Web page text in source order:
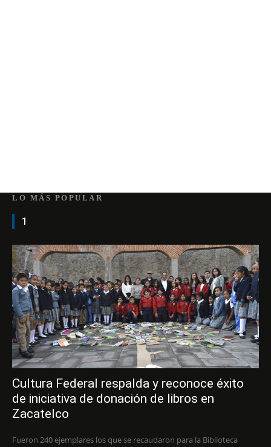
LO MÁS POPULAR
1
Cultura Federal respalda y reconoce éxito
de iniciativa de donación de libros en
Zacatelco
Fueron 240 ejemplares los que se recaudaron para la Biblioteca